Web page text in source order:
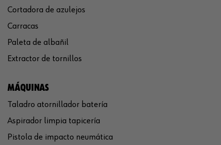
Cortadora de azulejos
Carracas
Paleta de albañil
Extractor de tornillos
MÁQUINAS
Taladro atornillador batería
Aspirador limpia tapicería
Pistola de impacto neumática